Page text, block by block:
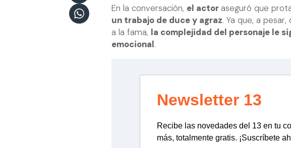
En la conversación, el actor aseguró que
un trabajo de duce y agraz. Ya que, a
a la fama, la complejidad del personaje le
emocional.
Newsletter 13
Recibe las novedades del 13 en tu
más, totalmente gratis. ¡Suscríbete